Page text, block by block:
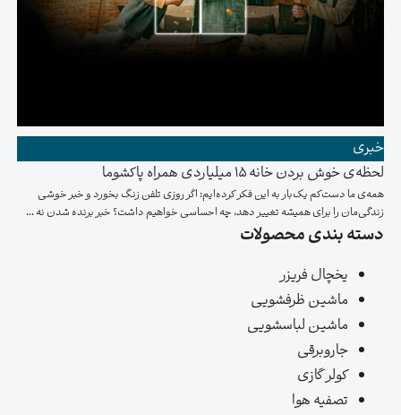
خبری
لحظه‌ی خوش بردن خانه ۱۵ میلیاردی همراه پاکشوما
همه‌ی ما دست‌کم یک‌بار به این فکر کرده‌ایم: اگر روزی تلفن زنگ بخورد و خبر خوشی
زندگی‌مان را برای همیشه تغییر دهد، چه احساسی خواهیم داشت؟ خبر برنده شدن نه ...
دسته بندی محصولات
یخچال فریزر
ماشین ظرفشویی
ماشین لباسشویی
جاروبرقی
کولر گازی
تصفیه هوا